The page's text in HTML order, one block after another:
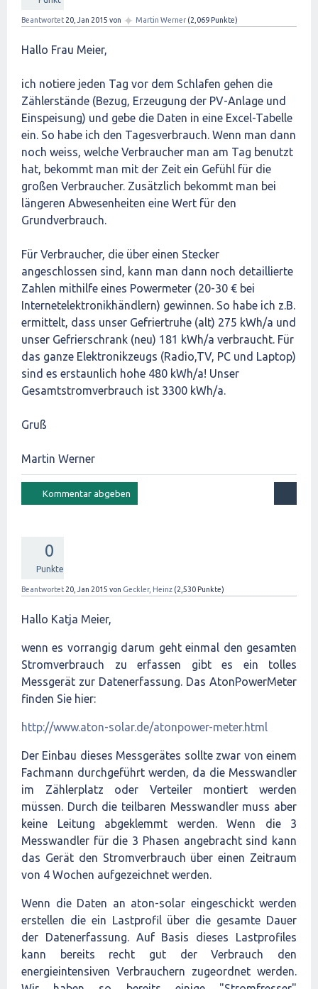
Beantwortet 20, Jan 2015 von ✦ Martin Werner (2,069 Punkte)
Hallo Frau Meier,
ich notiere jeden Tag vor dem Schlafen gehen die
Zählerstände (Bezug, Erzeugung der PV-Anlage und
Einspeisung) und gebe die Daten in eine Excel-Tabelle
ein. So habe ich den Tagesverbrauch. Wenn man dann
noch weiss, welche Verbraucher man am Tag benutzt
hat, bekommt man mit der Zeit ein Gefühl für die
großen Verbraucher. Zusätzlich bekommt man bei
längeren Abwesenheiten eine Wert für den
Grundverbrauch.
Für Verbraucher, die über einen Stecker
angeschlossen sind, kann man dann noch detaillierte
Zahlen mithilfe eines Powermeter (20-30 € bei
Internetelektronikhändlern) gewinnen. So habe ich z.B.
ermittelt, dass unser Gefriertruhe (alt) 275 kWh/a und
unser Gefrierschrank (neu) 181 kWh/a verbraucht. Für
das ganze Elektronikzeugs (Radio,TV, PC und Laptop)
sind es erstaunlich hohe 480 kWh/a! Unser
Gesamtstromverbrauch ist 3300 kWh/a.
Gruß
Martin Werner
0
Punkte
Beantwortet 20, Jan 2015 von Geckler, Heinz (2,530 Punkte)
Hallo Katja Meier,
wenn es vorrangig darum geht einmal den gesamten
Stromverbrauch zu erfassen gibt es ein tolles
Messgerät zur Datenerfassung. Das AtonPowerMeter
finden Sie hier:
http://www.aton-solar.de/atonpower-meter.html
Der Einbau dieses Messgerätes sollte zwar von einem
Fachmann durchgeführt werden, da die Messwandler
im Zählerplatz oder Verteiler montiert werden
müssen. Durch die teilbaren Messwandler muss aber
keine Leitung abgeklemmt werden. Wenn die 3
Messwandler für die 3 Phasen angebracht sind kann
das Gerät den Stromverbrauch über einen Zeitraum
von 4 Wochen aufgezeichnet werden.
Wenn die Daten an aton-solar eingeschickt werden
erstellen die ein Lastprofil über die gesamte Dauer
der Datenerfassung. Auf Basis dieses Lastprofiles
kann bereits recht gut der Verbrauch den
energieintensiven Verbrauchern zugeordnet werden.